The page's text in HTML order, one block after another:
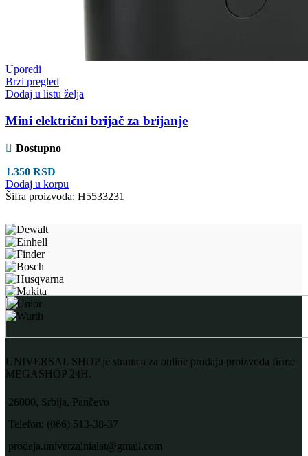
Uporedi
Brzi pregled
Dodaj u listu želja
Mini električni brijač za brijanje
Dostupno
1.350 RSD
Dodaj u korpu
Šifra proizvoda: H5533231
UNIVERSAL SHOP je stranica za online prodaju proizvoda firme
MEGASHOP 24H.
26000, Srbija, Pančevo
Telefon: (066) 513-38-37
prodaja.univerzalnialat@gmail.com